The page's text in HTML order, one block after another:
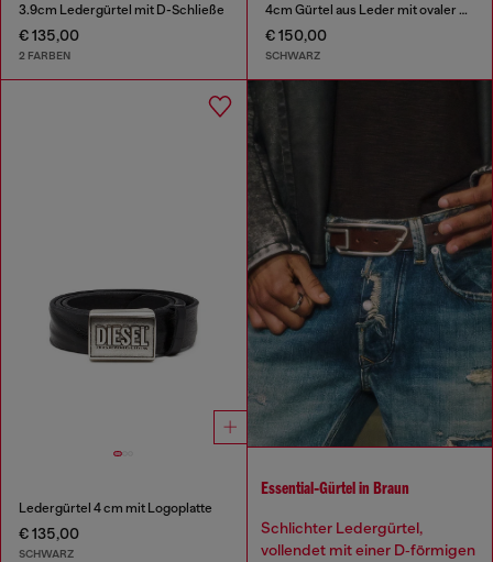
3.9cm Ledergürtel mit D-Schließe
€ 135,00
2 FARBEN
4cm Gürtel aus Leder mit ovaler D-Schließe
€ 150,00
SCHWARZ
Ledergürtel 4 cm mit Logoplatte
€ 135,00
SCHWARZ
Essential‑Gürtel in Braun
Schlichter Ledergürtel,
vollendet mit einer D‑förmigen